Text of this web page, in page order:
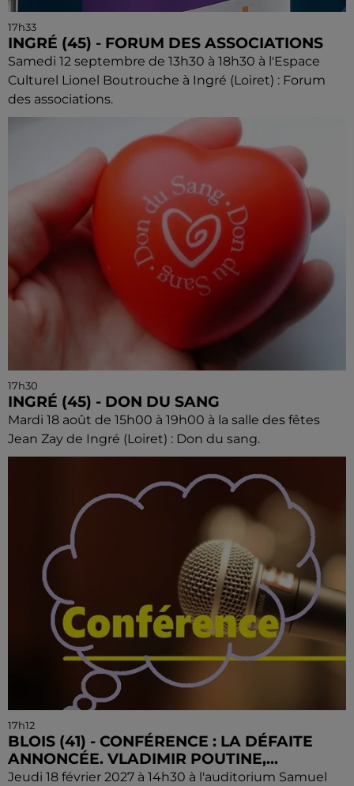
17h33
INGRÉ (45) - FORUM DES ASSOCIATIONS
Samedi 12 septembre de 13h30 à 18h30 à l'Espace
Culturel Lionel Boutrouche à Ingré (Loiret) : Forum
des associations.
17h30
INGRÉ (45) - DON DU SANG
Mardi 18 août de 15h00 à 19h00 à la salle des fêtes
Jean Zay de Ingré (Loiret) : Don du sang.
17h12
BLOIS (41) - CONFÉRENCE : LA DÉFAITE
ANNONCÉE. VLADIMIR POUTINE,...
Jeudi 18 février 2027 à 14h30 à l'auditorium Samuel